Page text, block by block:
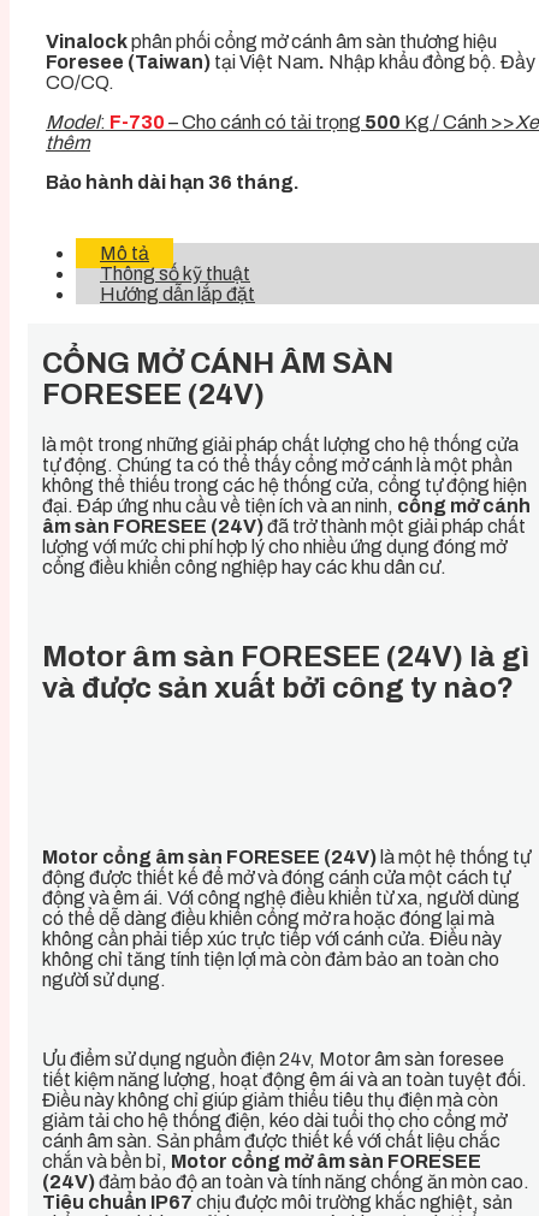
Vinalockphân phối cổng mở cánh âm sàn thương hiệu
Foresee (Taiwan) tại Việt Nam. Nhập khẩu đồng bộ. Đầy
CO/CQ.
Model: F-730 – Cho cánh có tải trọng 500 Kg / Cánh >>
thêm
Bảo hành dài hạn 36 tháng.
Mô tả
Thông số kỹ thuật
Hướng dẫn lắp đặt
CỔNG MỞ CÁNH ÂM SÀN
FORESEE (24V)
là một trong những giải pháp chất lượng cho hệ thống cửa
tự động. Chúng ta có thể thấy cổng mở cánh là một phần
không thể thiếu trong các hệ thống cửa, cổng tự động hiện
đại. Đáp ứng nhu cầu về tiện ích và an ninh, cổng mở cánh
âm sàn FORESEE (24V)đã trở thành một giải pháp chất
lượng với mức chi phí hợp lý cho nhiều ứng dụng đóng mở
cổng điều khiển công nghiệp hay các khu dân cư.
Motor âm sàn FORESEE (24V) là gì
và được sản xuất bởi công ty nào?
Motor cổng âm sàn FORESEE (24V) là một hệ thống tự
động được thiết kế để mở và đóng cánh cửa một cách tự
động và êm ái. Với công nghệ điều khiển từ xa, người dùng
có thể dễ dàng điều khiển cổng mở ra hoặc đóng lại mà
không cần phải tiếp xúc trực tiếp với cánh cửa. Điều này
không chỉ tăng tính tiện lợi mà còn đảm bảo an toàn cho
người sử dụng.
Ưu điểm sử dụng nguồn điện 24v, Motor âm sàn foresee
tiết kiệm năng lượng, hoạt động êm ái và an toàn tuyệt đối.
Điều này không chỉ giúp giảm thiểu tiêu thụ điện mà còn
giảm tải cho hệ thống điện, kéo dài tuổi thọ cho cổng mở
cánh âm sàn. Sản phẩm được thiết kế với chất liệu chắc
chắn và bền bỉ, Motor cổng mở âm sàn FORESEE
(24V)đảm bảo độ an toàn và tính năng chống ăn mòn cao.
Tiêu chuẩn IP67 chịu được môi trường khắc nghiệt, sản